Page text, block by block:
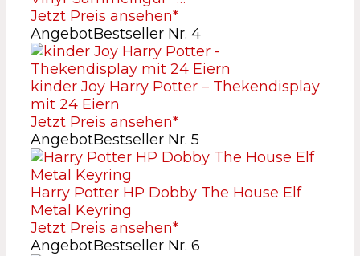
Jetzt Preis ansehen*
AngebotBestseller Nr. 4
kinder Joy Harry Potter – Thekendisplay
mit 24 Eiern
Jetzt Preis ansehen*
AngebotBestseller Nr. 5
Harry Potter HP Dobby The House Elf
Metal Keyring
Jetzt Preis ansehen*
AngebotBestseller Nr. 6